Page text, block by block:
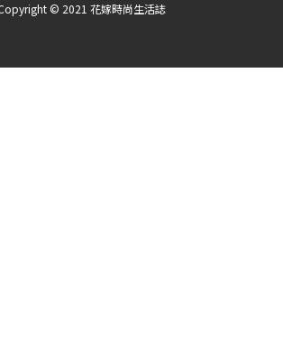
© 2021 花嫁時尚生活誌